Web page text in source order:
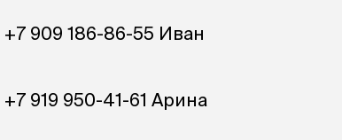
+7 909 186-86-55 Иван
+7 919 950-41-61 Арина